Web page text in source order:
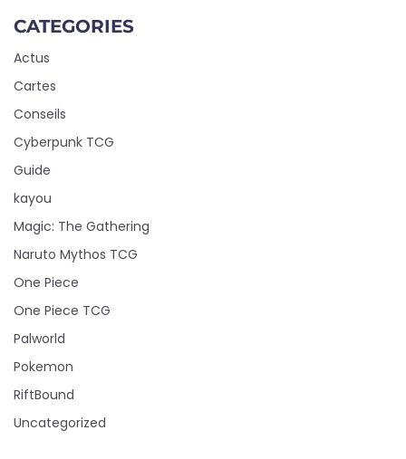
CATEGORIES
Actus
Cartes
Conseils
Cyberpunk TCG
Guide
kayou
Magic: The Gathering
Naruto Mythos TCG
One Piece
One Piece TCG
Palworld
Pokemon
RiftBound
Uncategorized